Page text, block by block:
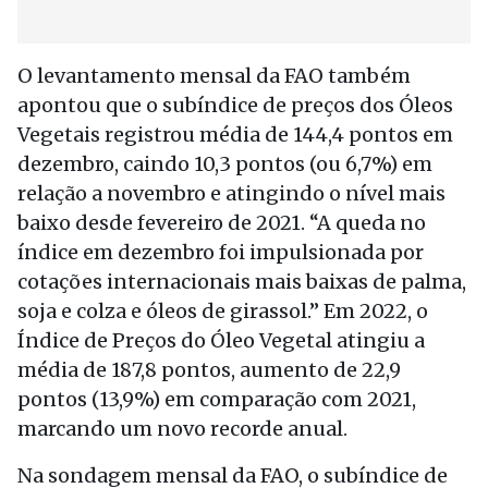
O levantamento mensal da FAO também
apontou que o subíndice de preços dos Óleos
Vegetais registrou média de 144,4 pontos em
dezembro, caindo 10,3 pontos (ou 6,7%) em
relação a novembro e atingindo o nível mais
baixo desde fevereiro de 2021. “A queda no
índice em dezembro foi impulsionada por
cotações internacionais mais baixas de palma,
soja e colza e óleos de girassol.” Em 2022, o
Índice de Preços do Óleo Vegetal atingiu a
média de 187,8 pontos, aumento de 22,9
pontos (13,9%) em comparação com 2021,
marcando um novo recorde anual.
Na sondagem mensal da FAO, o subíndice de